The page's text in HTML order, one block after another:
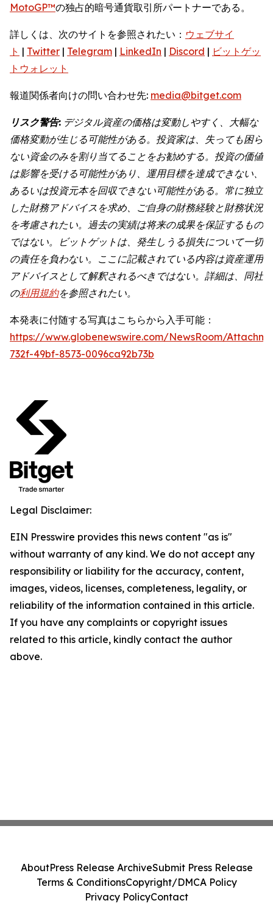
MotoGP™の独占的暗号通貨取引所パートナーである。
詳しくは、次のサイトを参照されたい： ウェブサイ
ト | Twitter | Telegram | LinkedIn | Discord | ビットゲッ
トウォレット
報道関係者向けの問い合わせ先: media@bitget.com
リスク警告: デジタル資産の価格は変動しやすく、大幅な
価格変動が生じる可能性がある。投資家は、失っても困ら
ない資金のみを割り当てることをお勧めする。投資の価値
は影響を受ける可能性があり、運用目標を達成できない、
あるいは投資元本を回収できない可能性がある。常に独立
した財務アドバイスを求め、ご自身の財務経験と財務状況
を考慮されたい。過去の実績は将来の成果を保証するもの
ではない。ビットゲットは、発生しうる損失について一切
の責任を負わない。ここに記載されている内容は資産運用
アドバイスとして解釈されるべきではない。詳細は、同社
の利用規約を参照されたい。
本発表に付随する写真はこちらから入手可能：
https://www.globenewswire.com/NewsRoom/
732f-49bf-8573-0096ca92b73b
Legal Disclaimer:
EIN Presswire provides this news content "as is"
without warranty of any kind. We do not accept any
responsibility or liability for the accuracy, content,
images, videos, licenses, completeness, legality, or
reliability of the information contained in this article.
If you have any complaints or copyright issues
related to this article, kindly contact the author
above.
AboutPress Release ArchiveSubmit Press Release
Terms & ConditionsCopyright/DMCA Policy
Privacy PolicyContact